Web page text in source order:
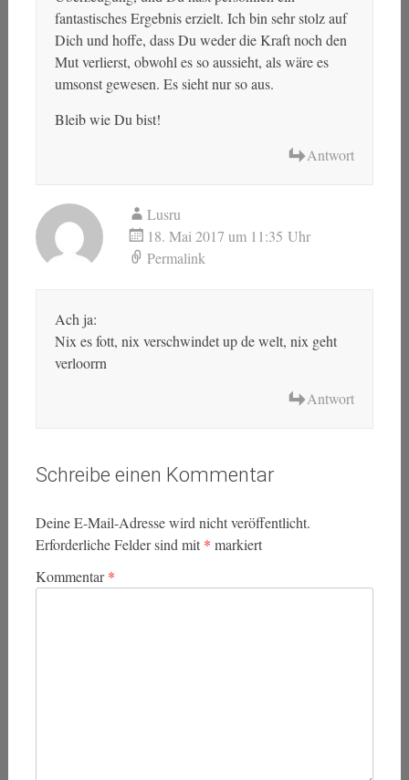
fantastisches Ergebnis erzielt. Ich bin sehr stolz auf
Dich und hoffe, dass Du weder die Kraft noch den
Mut verlierst, obwohl es so aussieht, als wäre es
umsonst gewesen. Es sieht nur so aus.
Bleib wie Du bist!
Antwort
Lusru
18. Mai 2017 um 11:35 Uhr
Permalink
Ach ja:
Nix es fott, nix verschwindet up de welt, nix geht
verloorrn
Antwort
Schreibe einen Kommentar
Deine E-Mail-Adresse wird nicht veröffentlicht.
Erforderliche Felder sind mit * markiert
Kommentar*